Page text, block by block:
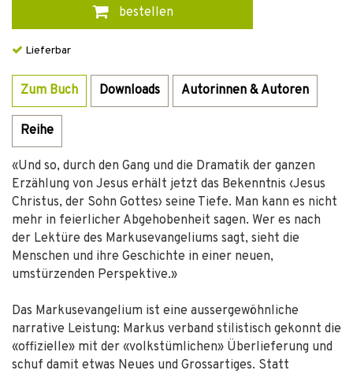
bestellen
Lieferbar
Zum Buch Downloads Autorinnen & Autoren
Reihe
«Und so, durch den Gang und die Dramatik der ganzen
Erzählung von Jesus erhält jetzt das Bekenntnis ‹Jesus
Christus, der Sohn Gottes› seine Tiefe. Man kann es nicht
mehr in feierlicher Abgehobenheit sagen. Wer es nach
der Lektüre des Markusevangeliums sagt, sieht die
Menschen und ihre Geschichte in einer neuen,
umstürzenden Perspektive.»
Das Markusevangelium ist eine aussergewöhnliche
narrative Leistung: Markus verband stilistisch gekonnt die
«offizielle» mit der «volkstümlichen» Überlieferung und
schuf damit etwas Neues und Grossartiges. Statt